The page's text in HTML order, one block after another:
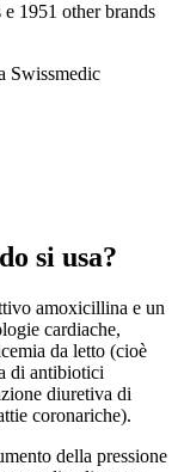
1951 other brands
Swissmedic
si usa?
amoxicillina e un
cardiache,
da letto (cioè
di antibiotici
diuretiva di
coronariche).
della pressione